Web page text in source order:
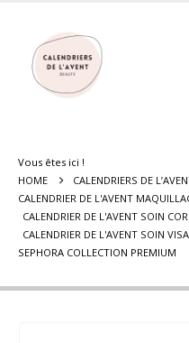
Vous êtes ici !
HOME
CALENDRIERS DE
CALENDRIER DE L'AVENT
CALENDRIER DE L'AVENT SOIN
CALENDRIER DE L'AVENT SOIN
SEPHORA COLLECTION PREMIUM